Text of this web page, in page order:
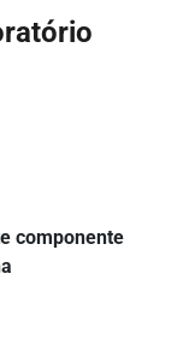
componente